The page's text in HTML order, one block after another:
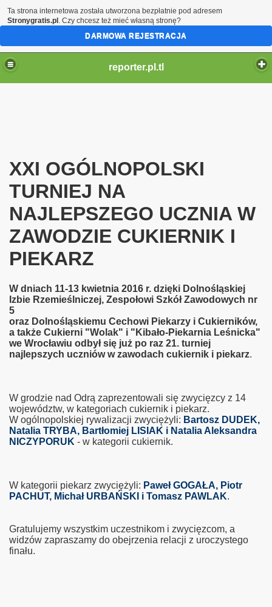
reporter.pl.tl
XXI OGÓLNOPOLSKI
TURNIEJ NA
NAJLEPSZEGO UCZNIA W
ZAWODZIE CUKIERNIK I
PIEKARZ
W dniach 11-13 kwietnia 2016 r. dzięki Dolnośląskiej
Izbie Rzemieślniczej, Zespołowi Szkół Zawodowych nr
5
oraz Dolnośląskiemu Cechowi Piekarzy i Cukierników,
a także Cukierni "Wolak" i "Kibało-Piekarnia Leśnicka"
we Wrocławiu odbył się już po raz 21. turniej
najlepszych uczniów w zawodach cukiernik i piekarz.
W grodzie nad Odrą zaprezentowali się zwycięzcy z 14
województw, w kategoriach cukiernik i piekarz.
W ogólnopolskiej rywalizacji zwyciężyli: Bartosz DUDEK,
Natalia TRYBA, Bartłomiej LISIAK i Natalia Aleksandra
NICZYPORUK - w kategorii cukiernik.
W kategorii piekarz zwyciężyli: Paweł GOGAŁA, Piotr
PACHUT, Michał URBAŃSKI i Tomasz PAWLAK.
Gratulujemy wszystkim uczestnikom i zwycięzcom, a
widzów zapraszamy do obejrzenia relacji z uroczystego
finału.
Ta strona internetowa została utworzona bezpłatnie pod adresem
Stronygratis.pl . Czy chcesz też mieć własną stronę?
DARMOWA REJESTRACJA